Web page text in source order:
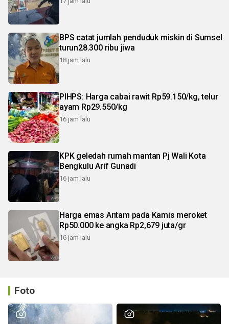
BPS catat jumlah penduduk miskin di Sumsel
turun28.300 ribu jiwa
18 jam lalu
PIHPS: Harga cabai rawit Rp59.150/kg, telur
ayam Rp29.550/kg
16 jam lalu
KPK geledah rumah mantan Pj Wali Kota
Bengkulu Arif Gunadi
16 jam lalu
Harga emas Antam pada Kamis meroket
Rp50.000 ke angka Rp2,679 juta/gr
16 jam lalu
Foto